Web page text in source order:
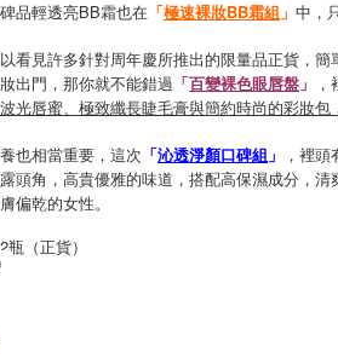
品輕透亮BB霜也在 「極速裸妝BB霜組 」 中，
看見許多針對周年慶所推出的限量品正貨，
出門，那你就不能錯過 「百變裸色眼唇盤 」
光唇蜜、極致纖長睫毛膏與簡約時尚的彩妝包
也相當重要，這次 「沁透淨顏口碑組 」 ，裡
頭角，高貴優雅的味道，搭配高保濕成分，
偏乾的女性。
（正貨）